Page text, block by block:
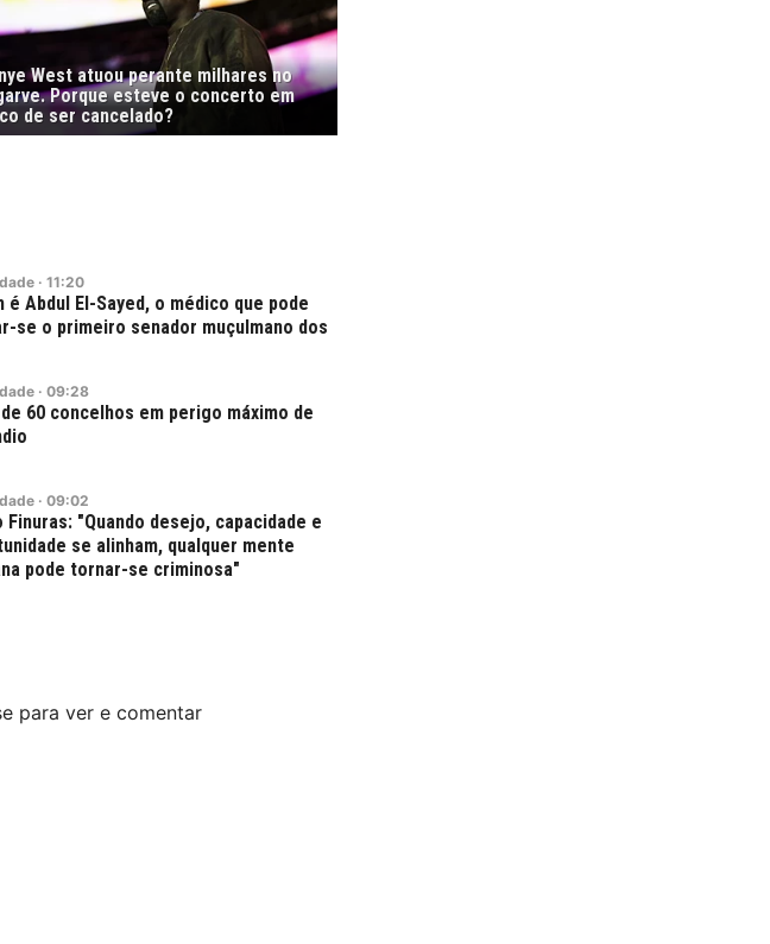
West atuou perante milhares no
Porque esteve o concerto em
de ser cancelado?
· 11:20
é Abdul El-Sayed, o médico que pode
se o primeiro senador muçulmano dos
· 09:28
de 60 concelhos em perigo máximo de
· 09:02
Finuras: "Quando desejo, capacidade e
se alinham, qualquer mente
pode tornar-se criminosa"
para ver e comentar